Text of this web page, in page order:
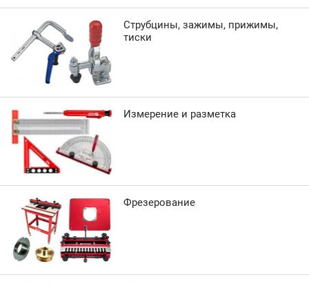
Струбцины, зажимы, прижимы,
тиски
Измерение и разметка
Фрезерование